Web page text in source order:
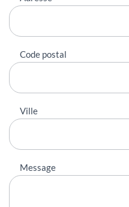
Code postal
Ville
Message